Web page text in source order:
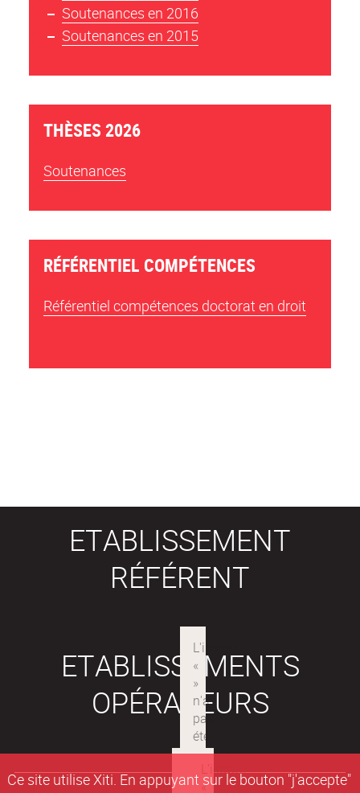
Ce site utilise Xiti. En appuyant sur le bouton "j'accepte"
Soutenances en 2016
Soutenances en 2015
THÈSES 2026
Soutenances
RÉFÉRENTIEL COMPÉTENCES
Référentiel compétences doctorat en droit
ETABLISSEMENT
RÉFÉRENT
ETABLISSEMENTS
OPÉRATEURS